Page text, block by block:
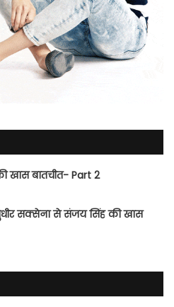
खास बातचीत- Part 2
सक्सेना से संजय सिंह की खास